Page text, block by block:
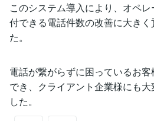
このシステム導入により、オペ
付できる電話件数の改善に大き
た。
電話が繋がらずに困っているお
でき、クライアント企業様にも
した。